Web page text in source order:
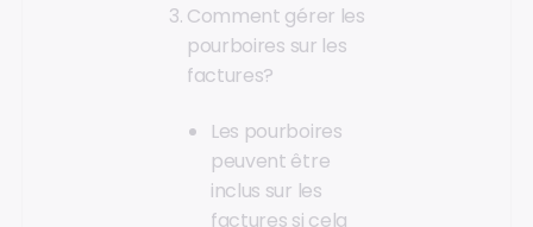
Comment gérer les
pourboires sur les
factures?
Les pourboires
peuvent être
inclus sur les
factures si cela